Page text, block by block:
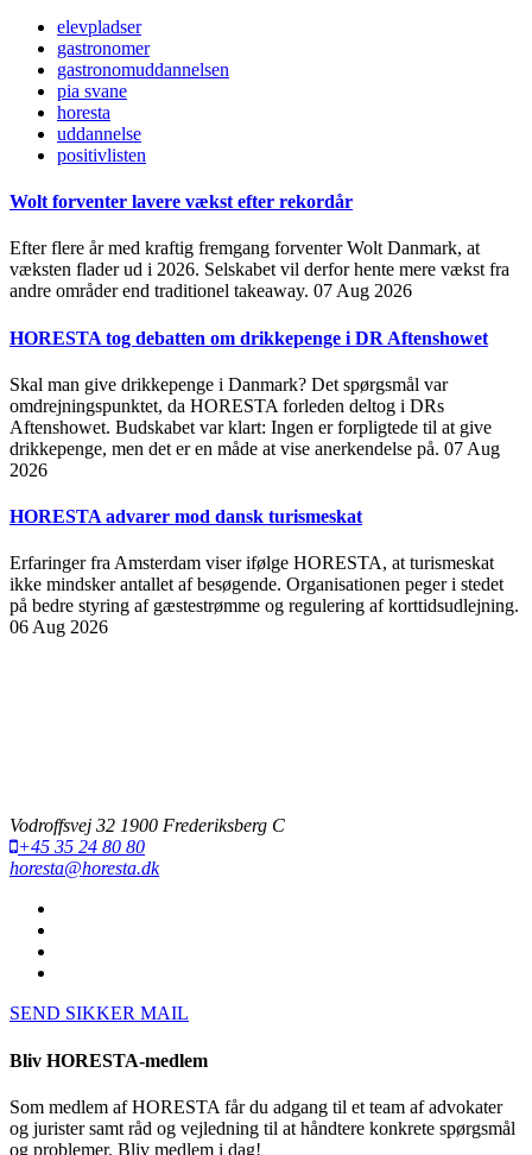
elevpladser
gastronomer
gastronomuddannelsen
pia svane
horesta
uddannelse
positivlisten
Wolt forventer lavere vækst efter rekordår
Efter flere år med kraftig fremgang forventer Wolt Danmark, at
væksten flader ud i 2026. Selskabet vil derfor hente mere vækst fra
andre områder end traditionel takeaway. 07 Aug 2026
HORESTA tog debatten om drikkepenge i DR Aftenshowet
Skal man give drikkepenge i Danmark? Det spørgsmål var
omdrejningspunktet, da HORESTA forleden deltog i DRs
Aftenshowet. Budskabet var klart: Ingen er forpligtede til at give
drikkepenge, men det er en måde at vise anerkendelse på. 07 Aug
2026
HORESTA advarer mod dansk turismeskat
Erfaringer fra Amsterdam viser ifølge HORESTA, at turismeskat
ikke mindsker antallet af besøgende. Organisationen peger i stedet
på bedre styring af gæstestrømme og regulering af korttidsudlejning.
06 Aug 2026
Vodroffsvej 32 1900 Frederiksberg C
+45 35 24 80 80
horesta@horesta.dk
SEND SIKKER MAIL
Bliv HORESTA-medlem
Som medlem af HORESTA får du adgang til et team af advokater
og jurister samt råd og vejledning til at håndtere konkrete spørgsmål
og problemer. Bliv medlem i dag!